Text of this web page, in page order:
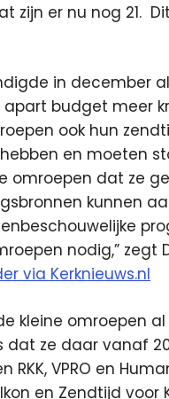
zijn er nu nog 21.
in december
apart budget meer
ook hun
en moeten
omroepen dat ze
kunnen
nodig,” zegt
via Kerknieuws.nl
kleine omroepen
ze daar vanaf
VPRO en
en Zendtijd voor